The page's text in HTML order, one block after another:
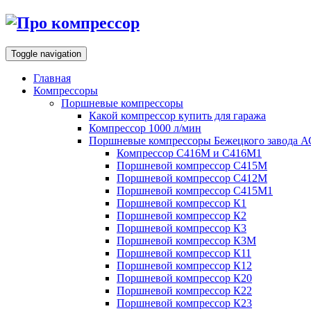
Toggle navigation
Главная
Компрессоры
Поршневые компрессоры
Какой компрессор купить для гаража
Компрессор 1000 л/мин
Поршневые компрессоры Бежецкого завода
Компрессор С416М и С416М1
Поршневой компрессор С415М
Поршневой компрессор С412М
Поршневой компрессор С415М1
Поршневой компрессор К1
Поршневой компрессор К2
Поршневой компрессор К3
Поршневой компрессор К3М
Поршневой компрессор К11
Поршневой компрессор К12
Поршневой компрессор К20
Поршневой компрессор К22
Поршневой компрессор К23